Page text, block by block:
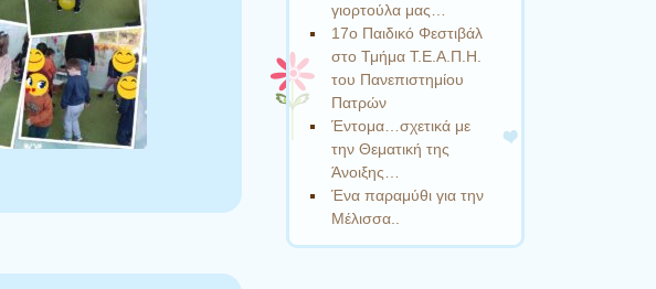
γιορτούλα μας…
17ο Παιδικό Φεστιβάλ
στο Τμήμα Τ.Ε.Α.Π.Η.
του Πανεπιστημίου
Πατρών
Έντομα…σχετικά με
την Θεματική της
Άνοιξης…
Ένα παραμύθι για την
Μέλισσα..